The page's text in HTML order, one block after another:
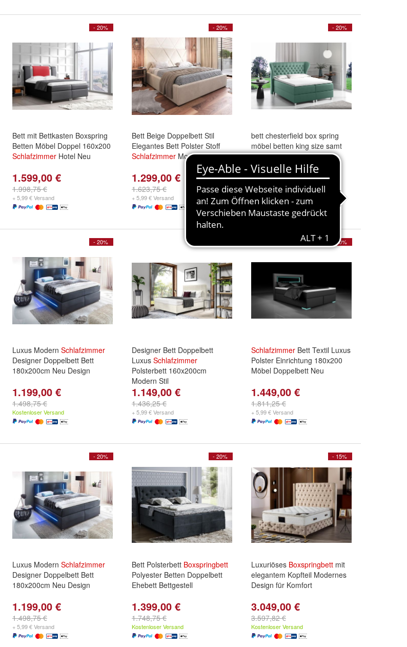
- 20%
Bett mit Bettkasten Boxspring
Betten Möbel Doppel 160x200
Schlafzimmer Hotel Neu
1.599,00 €
1.998,75 €
+ 5,99 € Versand
- 20%
Bett Beige Doppelbett Stil
Elegantes Bett Polster Stoff
Schlafzimmer Modern Neu
1.299,00 €
1.623,75 €
+ 5,99 € Versand
- 20%
bett chesterfield box spring
möbel betten king size samt
hotel neuschlafzimmer
1.749,00 €
2.186,25 €
+ 5,99 € Versand
- 20%
Luxus Modern Schlafzimmer
Designer Doppelbett Bett
180x200cm Neu Design
1.199,00 €
1.498,75 €
Kostenloser Versand
Designer Bett Doppelbett
Luxus Schlafzimmer
Polsterbett 160x200cm
Modern Stil
1.149,00 €
1.436,25 €
+ 5,99 € Versand
- 20%
Schlafzimmer Bett Textil Luxus
Polster Einrichtung 180x200
Möbel Doppelbett Neu
1.449,00 €
1.811,25 €
+ 5,99 € Versand
- 20%
Luxus Modern Schlafzimmer
Designer Doppelbett Bett
180x200cm Neu Design
1.199,00 €
1.498,75 €
+ 5,99 € Versand
- 20%
Bett Polsterbett Boxspringbett
Polyester Betten Doppelbett
Ehebett Bettgestell
1.399,00 €
1.748,75 €
Kostenloser Versand
- 15%
Luxuriöses Boxspringbett mit
elegantem Kopfteil Modernes
Design für Komfort
3.049,00 €
3.597,82 €
Kostenloser Versand